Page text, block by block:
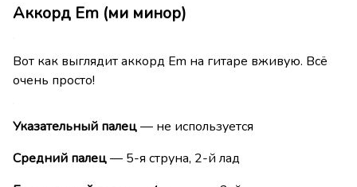
Аккорд Em (ми минор)
Вот как выглядит аккорд Em на гитаре вживую. Всё
очень просто!
Указательный палец— не используется
Средний палец— 5-я струна, 2-й лад